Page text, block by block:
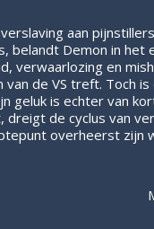
aan
Demon in het
verwaarlozing en
de VS treft. Toch
geluk is echter van
de cyclus van
overheerst zijn